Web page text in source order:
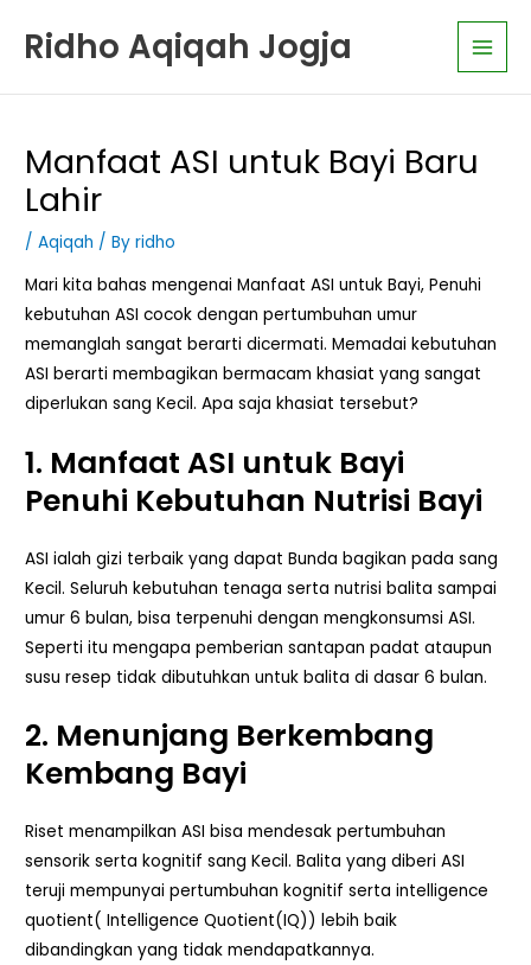
Ridho Aqiqah Jogja
Main
Manfaat ASI untuk Bayi Baru
Lahir
/Aqiqah / Byridho
Mari kita bahas mengenai Manfaat ASI untuk Bayi, Penuhi
kebutuhan ASI cocok dengan pertumbuhan umur
memanglah sangat berarti dicermati. Memadai kebutuhan
ASI berarti membagikan bermacam khasiat yang sangat
diperlukan sang Kecil. Apa saja khasiat tersebut?
1. Manfaat ASI untuk Bayi
Penuhi Kebutuhan Nutrisi Bayi
ASI ialah gizi terbaik yang dapat Bunda bagikan pada sang
Kecil. Seluruh kebutuhan tenaga serta nutrisi balita sampai
umur 6 bulan, bisa terpenuhi dengan mengkonsumsi ASI.
Seperti itu mengapa pemberian santapan padat ataupun
susu resep tidak dibutuhkan untuk balita di dasar 6 bulan.
2. Menunjang Berkembang
Kembang Bayi
Riset menampilkan ASI bisa mendesak pertumbuhan
sensorik serta kognitif sang Kecil. Balita yang diberi ASI
teruji mempunyai pertumbuhan kognitif serta intelligence
quotient( Intelligence Quotient(IQ)) lebih baik
dibandingkan yang tidak mendapatkannya.
a
o
r
i
r
t
i
k
l